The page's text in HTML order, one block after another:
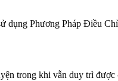
dụng Phương Pháp Điều
trong khi vẫn duy trì